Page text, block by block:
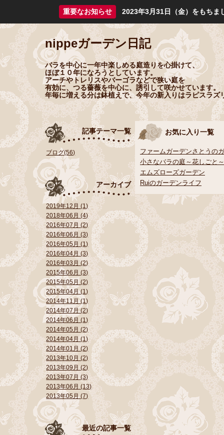
重要なお知らせ 2023年3月31日（金）をもちま
nippeガーデン日記
バラを中心に一年中楽しめる庭造りを心掛けて、
ほぼ１０年になろうとしています。
アーチやトレリスやバーゴラなどで狭い庭を
有効に、つる薔薇を中心に、誘引して咲かせています。
年毎に増える分は鉢植えで、今年の新入りはラピスラズ
お気に入り一覧
ファームガーデンさとうの
小さなバラの庭～花しごと～
エムズローズガーデン
Ruiのガーデンライフ
記事テーマ一覧
ブログ(56)
アーカイブ
2019年12月 (1)
2018年06月 (4)
2016年07月 (2)
2016年06月 (3)
2016年05月 (1)
2016年04月 (3)
2016年03月 (2)
2015年06月 (3)
2015年05月 (2)
2015年04月 (1)
2014年11月 (1)
2014年07月 (2)
2014年06月 (1)
2014年05月 (2)
2014年04月 (1)
2014年01月 (2)
2013年10月 (2)
2013年09月 (2)
2013年07月 (3)
2013年06月 (13)
2013年05月 (7)
最近の記事一覧